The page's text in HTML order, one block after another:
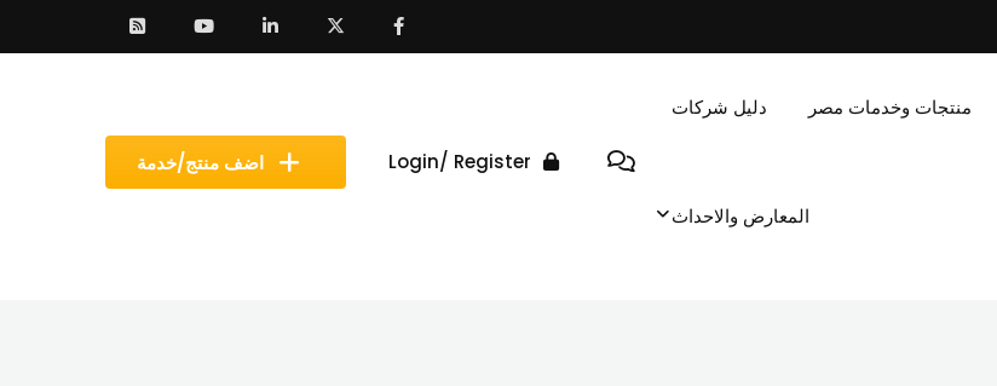
اضف منتج/خدمة Login/ Register
منتجات وخدمات مصر دليل شركات
المعارض والاحداث